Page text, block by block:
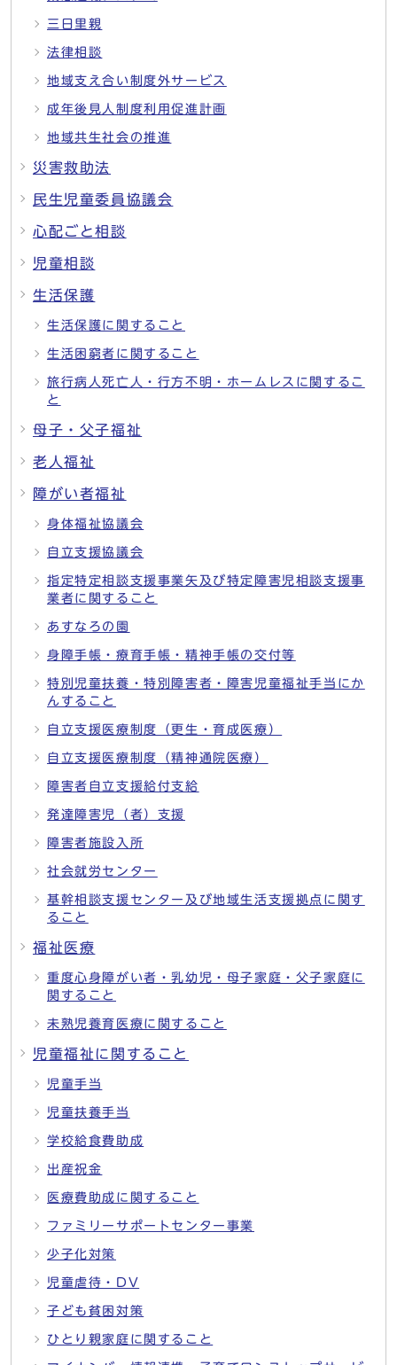
三日里親
法律相談
地域支え合い制度外サービス
成年後見人制度利用促進計画
地域共生社会の推進
災害救助法
民生児童委員協議会
心配ごと相談
児童相談
生活保護
生活保護に関すること
生活困窮者に関すること
旅行病人死亡人・行方不明・ホームレスに関するこ
と
母子・父子福祉
老人福祉
障がい者福祉
身体福祉協議会
自立支援協議会
指定特定相談支援事業矢及び特定障害児相談支援事
業者に関すること
あすなろの園
身障手帳・療育手帳・精神手帳の交付等
特別児童扶養・特別障害者・障害児童福祉手当にか
んすること
自立支援医療制度（更生・育成医療）
自立支援医療制度（精神通院医療）
障害者自立支援給付支給
発達障害児（者）支援
障害者施設入所
社会就労センター
基幹相談支援センター及び地域生活支援拠点に関す
ること
福祉医療
重度心身障がい者・乳幼児・母子家庭・父子家庭に
関すること
未熟児養育医療に関すること
児童福祉に関すること
児童手当
児童扶養手当
学校給食費助成
出産祝金
医療費助成に関すること
ファミリーサポートセンター事業
少子化対策
児童虐待・DV
子ども貧困対策
ひとり親家庭に関すること